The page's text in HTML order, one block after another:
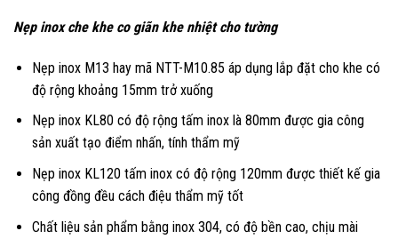
Nẹp inox che khe co giãn khe nhiệt cho tường
Nẹp inox M13 hay mã NTT-M10.85 áp dụng lắp đặt cho khe có
độ rộng khoảng 15mm trở xuống
Nẹp inox KL80 có độ rộng tấm inox là 80mm được gia công
sản xuất tạo điểm nhấn, tính thẩm mỹ
Nẹp inox KL120 tấm inox có độ rộng 120mm được thiết kế gia
công đồng đều cách điệu thẩm mỹ tốt
Chất liệu sản phẩm bằng inox 304, có độ bền cao, chịu mài